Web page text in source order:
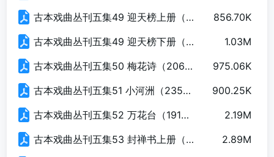
古本戏曲丛刊五集49 迎天榜上册（161页）.pdf
856.70K
古本戏曲丛刊五集49 迎天榜下册（140页）.pdf
1.03M
古本戏曲丛刊五集50 梅花诗（206页）.pdf
975.06K
古本戏曲丛刊五集51 小河洲（235页）.pdf
900.25K
古本戏曲丛刊五集52 万花台（191页）.pdf
2.19M
古本戏曲丛刊五集53 封禅书上册（257页）.pdf
2.89M